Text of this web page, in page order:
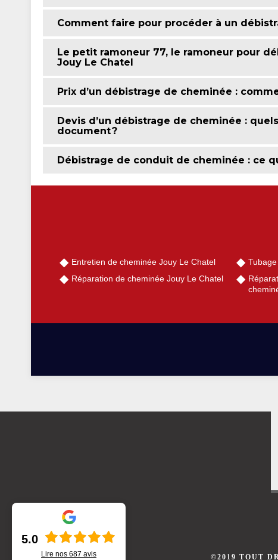
Comment faire pour procéder à un
Le petit ramoneur 77, le ramoneur pour
Jouy Le Chatel
Prix d’un débistrage de cheminée :
Devis d’un débistrage de cheminée :
document ?
Débistrage de conduit de cheminée : ce
Entretien de cheminée Jouy Le Chatel
Réparation de cheminée Jouy Le Chatel
©2019 TOUT
5.0
Lire nos 687 avis